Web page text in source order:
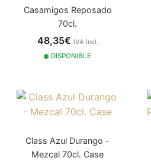
Casamigos Reposado
70cl.
48,35€ IVA incl.
DISPONIBLE
Class Azul Durango -
Mezcal 70cl. Case